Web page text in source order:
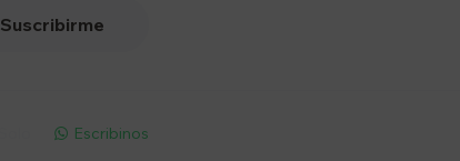
Suscribirme
 Escribinos